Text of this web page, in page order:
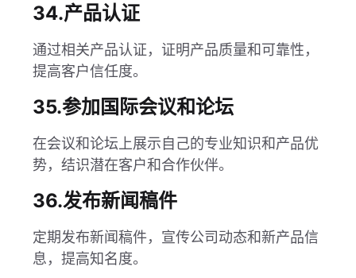
34.产品认证
通过相关产品认证，证明产品质量和可靠性，
提高客户信任度。
35.参加国际会议和论坛
在会议和论坛上展示自己的专业知识和产品优
势，结识潜在客户和合作伙伴。
36.发布新闻稿件
定期发布新闻稿件，宣传公司动态和新产品信
息，提高知名度。